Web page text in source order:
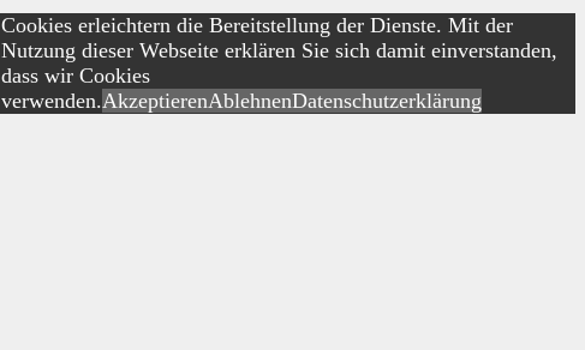
Cookies erleichtern die Bereitstellung der Dienste. Mit der
Nutzung dieser Webseite erklären Sie sich damit einverstanden,
dass wir Cookies
verwenden.AkzeptierenAblehnenDatenschutzerklärung